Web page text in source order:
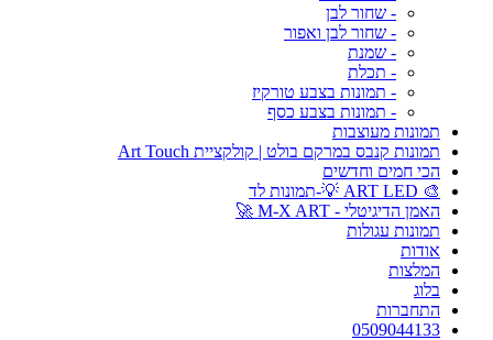
- שחור לבן
- שחור לבן ואפור
- שמנת
- תכלת
- תמונות בצבע טורקיז
- תמונות בצבע כסף
תמונות מעוצבות
תמונות קנבס במרקם בולט | קולקציית Art Touch
הכי חמים וחדשים
🎨 ART LED 💡-תמונות לד
האמן הדיגיטלי - M-X ART 🚀
תמונות עגולות
אודות
המלצות
בלוג
התחברות
0509044133